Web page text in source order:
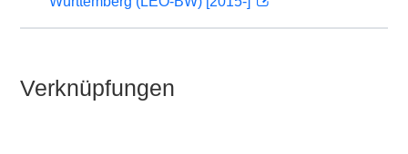
Verknüpfungen